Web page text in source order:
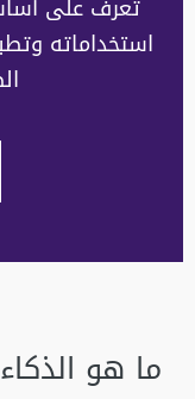
تعرف على
استخداماته
ما هو